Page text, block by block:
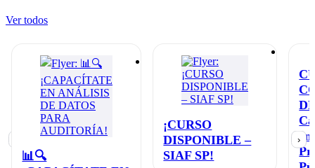
Ver todos
📊🔍
¡CURSO
DISPONIBLE –
SIAF SP!
en
›